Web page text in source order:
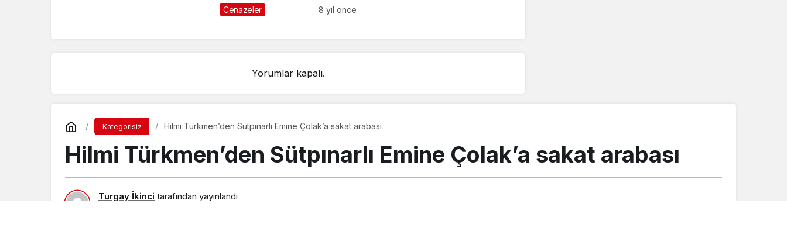
Burak Aydemir gözyaşlarıyla
Cenazeler 8 yıl önce
Yorumlar kapalı.
Kategorisiz Hilmi Türkmen’den Sütpınarlı Emine Çolak’a sakat arabası
Hilmi Türkmen’den Sütpınarlı Emine Çolak’a sakat arabası
Turgay İkinci tarafından yayınlandı